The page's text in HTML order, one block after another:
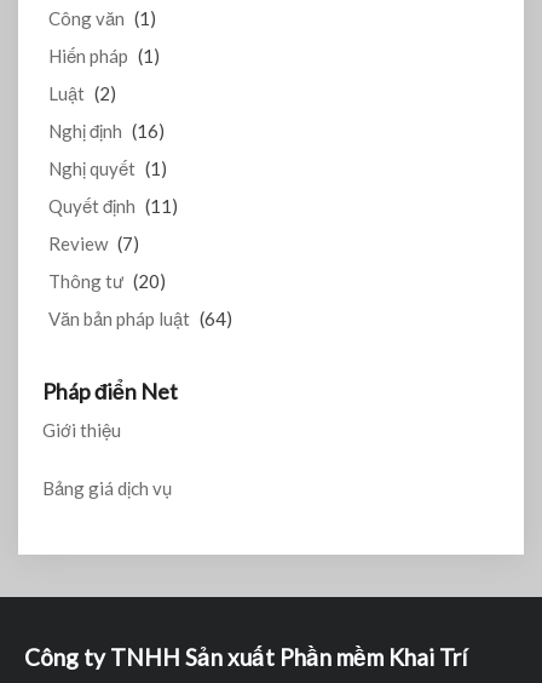
Công văn (1)
Hiến pháp (1)
Luật (2)
Nghị định (16)
Nghị quyết (1)
Quyết định (11)
Review (7)
Thông tư (20)
Văn bản pháp luật (64)
Pháp điển Net
Giới thiệu
Bảng giá dịch vụ
Công ty TNHH Sản xuất Phần mềm Khai Trí